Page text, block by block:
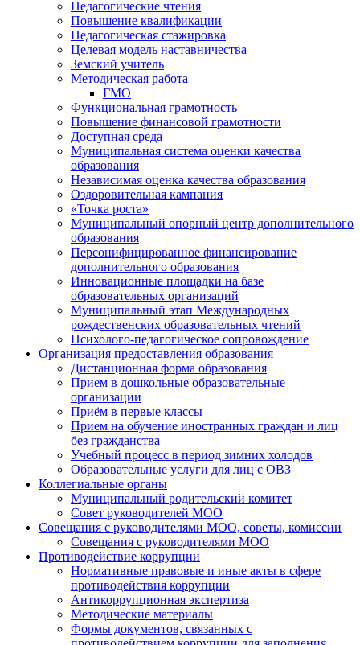
Педагогические чтения
Повышение квалификации
Педагогическая стажировка
Целевая модель наставничества
Земский учитель
Методическая работа
ГМО
Функциональная грамотность
Повышение финансовой грамотности
Доступная среда
Муниципальная система оценки качества
образования
Независимая оценка качества образования
Оздоровительная кампания
«Точка роста»
Муниципальный опорный центр дополнительного
образования
Персонифицированное финансирование
дополнительного образования
Инновационные площадки на базе
образовательных организаций
Муниципальный этап Международных
рождественских образовательных чтений
Психолого-педагогическое сопровождение
Организация предоставления образования
Дистанционная форма образования
Прием в дошкольные образовательные
организации
Приём в первые классы
Прием на обучение иностранных граждан и лиц
без гражданства
Учебный процесс в период зимних холодов
Образовательные услуги для лиц с ОВЗ
Коллегиальные органы
Муниципальный родительский комитет
Совет руководителей МОО
Совещания с руководителями МОО, советы, комиссии
Совещания с руководителями МОО
Противодействие коррупции
Нормативные правовые и иные акты в сфере
противодействия коррупции
Антикоррупционная экспертиза
Методические материалы
Формы документов, связанных с